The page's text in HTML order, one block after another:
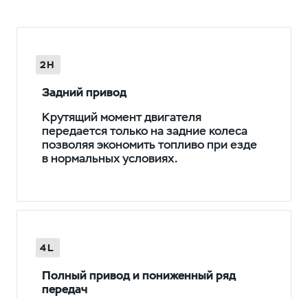
Задний привод
Крутящий момент двигателя
передается только на задние колеса
позволяя экономить топливо при езде
в нормальных условиях.
2H
Полный привод и пониженный ряд
передач
4L